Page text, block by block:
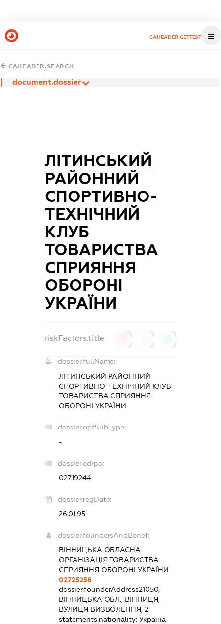
CAHEADER.GETTEST
CAHEADER.SEARCH
document.dossier
ЛІТИНСЬКИЙ
РАЙОННИЙ
СПОРТИВНО-
ТЕХНІЧНИЙ
КЛУБ
ТОВАРИСТВА
СПРИЯННЯ
ОБОРОНІ
УКРАЇНИ
riskFactors.title
dossier.fullName:
ЛІТИНСЬКИЙ РАЙОННИЙ
СПОРТИВНО-ТЕХНІЧНИЙ КЛУБ
ТОВАРИСТВА СПРИЯННЯ
ОБОРОНІ УКРАЇНИ
dossier.opfSubType:
-
dossier.edrpo:
02719244
dossier.regDate:
26.01.95
dossier.foundersAndBenef:
ВІННИЦЬКА ОБЛАСНА
ОРГАНІЗАЦІЯ ТОВАРИСТВА
СПРИЯННЯ ОБОРОНІ УКРАЇНИ
02725256
dossier.founderAddress21050,
ВІННИЦЬКА ОБЛ., ВІННИЦЯ,
ВУЛИЦЯ ВИЗВОЛЕННЯ, 2
statements.nationality: Україна